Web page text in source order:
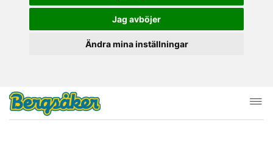
Jag avböjer
Ändra mina inställningar